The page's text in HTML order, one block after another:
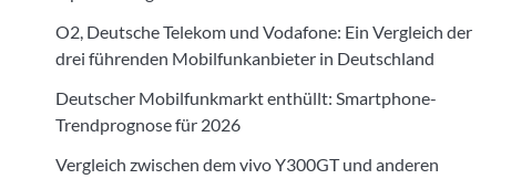
O2, Deutsche Telekom und Vodafone: Ein Vergleich der
drei führenden Mobilfunkanbieter in Deutschland
Deutscher Mobilfunkmarkt enthüllt: Smartphone-
Trendprognose für 2026
Vergleich zwischen dem vivo Y300GT und anderen